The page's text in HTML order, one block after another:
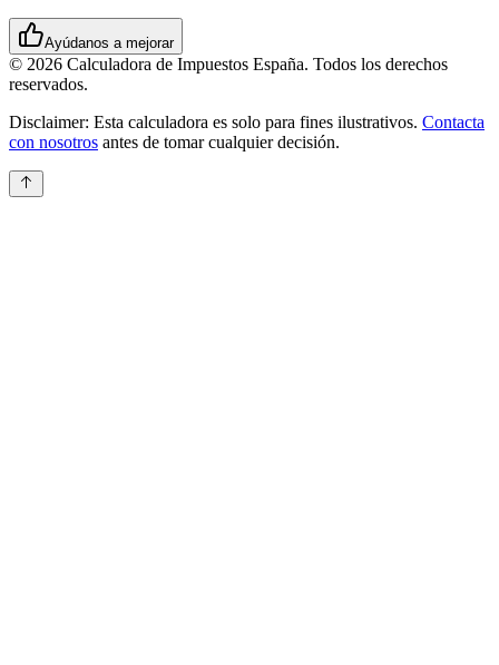
Ayúdanos a mejorar
© 2026 Calculadora de Impuestos España. Todos los derechos
reservados.
Disclaimer: Esta calculadora es solo para fines ilustrativos. Contacta
con nosotros antes de tomar cualquier decisión.